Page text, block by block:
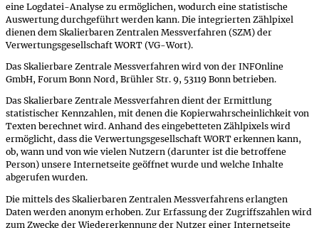
eine Logdatei-Analyse zu ermöglichen, wodurch eine statistische
Auswertung durchgeführt werden kann. Die integrierten Zählpixel
dienen dem Skalierbaren Zentralen Messverfahren (SZM) der
Verwertungsgesellschaft WORT (VG-Wort).
Das Skalierbare Zentrale Messverfahren wird von der INFOnline
GmbH, Forum Bonn Nord, Brühler Str. 9, 53119 Bonn betrieben.
Das Skalierbare Zentrale Messverfahren dient der Ermittlung
statistischer Kennzahlen, mit denen die Kopierwahrscheinlichkeit von
Texten berechnet wird. Anhand des eingebetteten Zählpixels wird
ermöglicht, dass die Verwertungsgesellschaft WORT erkennen kann,
ob, wann und von wie vielen Nutzern (darunter ist die betroffene
Person) unsere Internetseite geöffnet wurde und welche Inhalte
abgerufen wurden.
Die mittels des Skalierbaren Zentralen Messverfahrens erlangten
Daten werden anonym erhoben. Zur Erfassung der Zugriffszahlen wird
zum Zwecke der Wiedererkennung der Nutzer einer Internetseite